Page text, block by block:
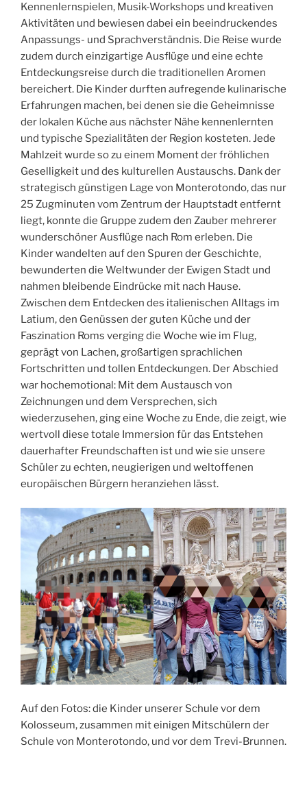
Kennenlernspielen, Musik-Workshops und kreativen
Aktivitäten und bewiesen dabei ein beeindruckendes
Anpassungs- und Sprachverständnis. Die Reise wurde
zudem durch einzigartige Ausflüge und eine echte
Entdeckungsreise durch die traditionellen Aromen
bereichert. Die Kinder durften aufregende kulinarische
Erfahrungen machen, bei denen sie die Geheimnisse
der lokalen Küche aus nächster Nähe kennenlernten
und typische Spezialitäten der Region kosteten. Jede
Mahlzeit wurde so zu einem Moment der fröhlichen
Geselligkeit und des kulturellen Austauschs. Dank der
strategisch günstigen Lage von Monterotondo, das nur
25 Zugminuten vom Zentrum der Hauptstadt entfernt
liegt, konnte die Gruppe zudem den Zauber mehrerer
wunderschöner Ausflüge nach Rom erleben. Die
Kinder wandelten auf den Spuren der Geschichte,
bewunderten die Weltwunder der Ewigen Stadt und
nahmen bleibende Eindrücke mit nach Hause.
Zwischen dem Entdecken des italienischen Alltags im
Latium, den Genüssen der guten Küche und der
Faszination Roms verging die Woche wie im Flug,
geprägt von Lachen, großartigen sprachlichen
Fortschritten und tollen Entdeckungen. Der Abschied
war hochemotional: Mit dem Austausch von
Zeichnungen und dem Versprechen, sich
wiederzusehen, ging eine Woche zu Ende, die zeigt, wie
wertvoll diese totale Immersion für das Entstehen
dauerhafter Freundschaften ist und wie sie unsere
Schüler zu echten, neugierigen und weltoffenen
europäischen Bürgern heranziehen lässt.
Auf den Fotos: die Kinder unserer Schule vor dem
Kolosseum, zusammen mit einigen Mitschülern der
Schule von Monterotondo, und vor dem Trevi-Brunnen.